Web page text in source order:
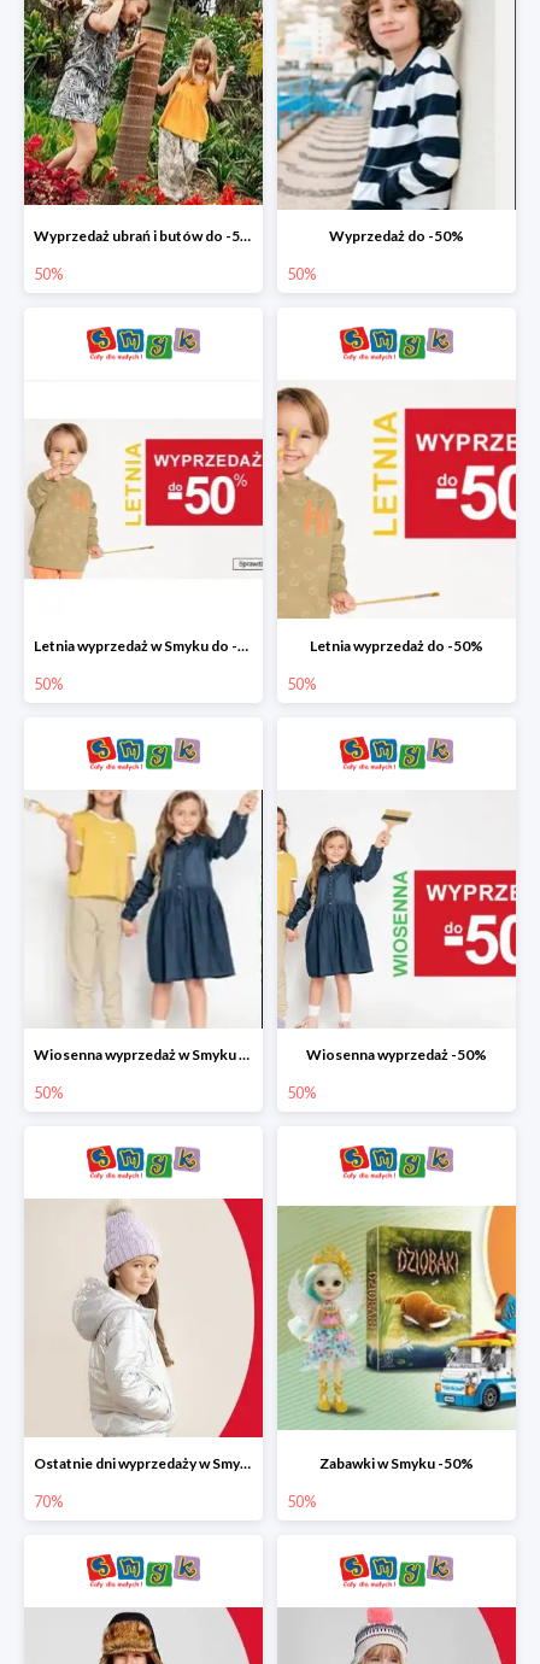
Wyprzedaż ubrań i butów do -50%
50%
Wyprzedaż do -50%
50%
Letnia wyprzedaż w Smyku do -50%
50%
Letnia wyprzedaż do -50%
50%
Wiosenna wyprzedaż w Smyku do -50%
50%
Wiosenna wyprzedaż -50%
50%
Ostatnie dni wyprzedaży w Smyku do -70%
70%
Zabawki w Smyku -50%
50%